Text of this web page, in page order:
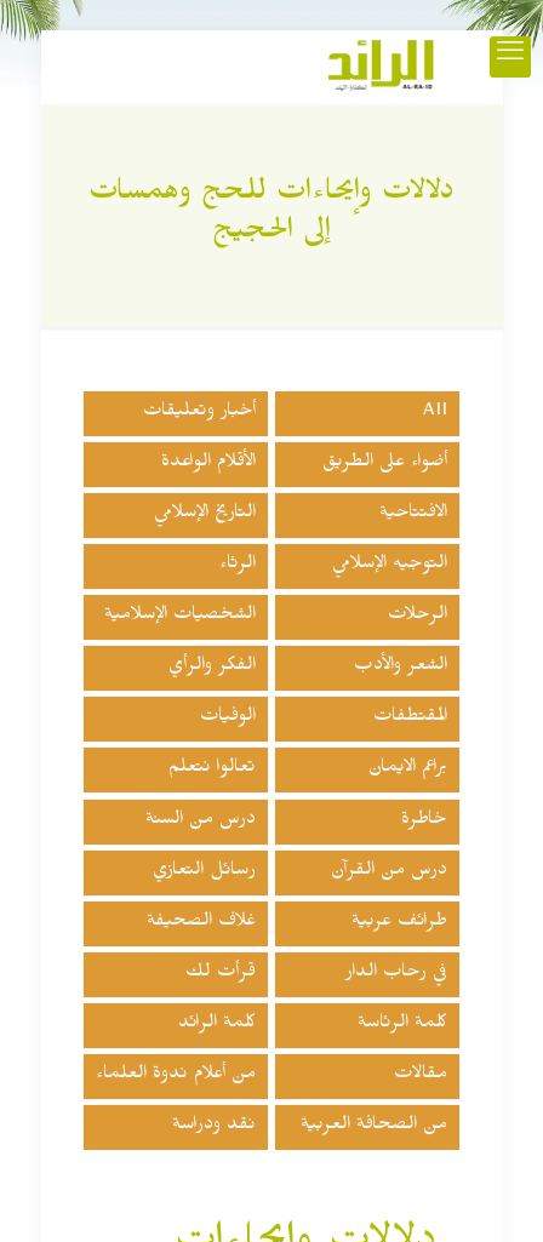
دلالات وإيحاءات للحج وهمسات
إلى الحجيج
All أخبار وتعليقات
أضواء على الطريق الأقلام الواعدة
الافتتاحية التاريخ الإسلامي
التوجيه الإسلامي الرثاء
الرحلات الشخصيات الإسلامية
الشعر والأدب الفكر والرأي
المقتطفات الوفيات
براعم الايمان تعالوا نتعلم
خاطرة درس من السنة
درس من القرآن رسائل التعازي
طرائف عربية غلاف الصحيفة
في رحاب الدار قرأت لك
كلمة الرئاسة كلمة الرائد
مقالات من أعلام ندوة العلماء
من الصحافة العربية نقد ودراسة